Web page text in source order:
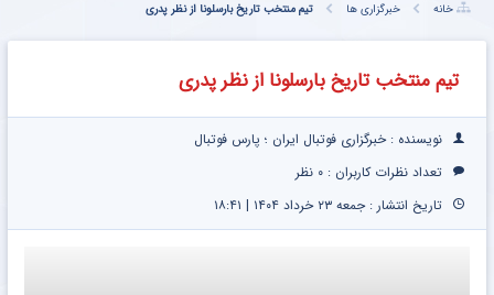
هوای
سرد
برای
کبدت
خوبه
55%تخفیف
تا
دندان
پزشکی
با پک
سفید
کننده
خانگی
پی |
در ۴
قسط
بدون
سود و
کارمزد!
کارتن
خوابی
میلیاردر
شد.
بلند
خانه خبرگزاری ها تیم منتخب تاریخ بارسلونا از نظر پدری
تیم منتخب تاریخ بارسلونا از نظر پدری
نویسنده : خبرگزاری فوتبال ایران ؛ پارس فوتبال
تعداد نظرات کاربران : ۰ نظر
تاریخ انتشار : جمعه ۲۳ خرداد ۱۴۰۴ | ۱۸:۴۱